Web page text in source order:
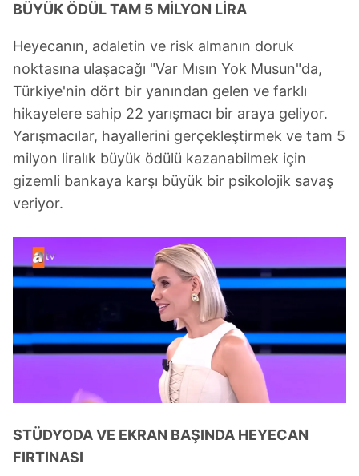
BÜYÜK ÖDÜL TAM 5 MİLYON LİRA
Heyecanın, adaletin ve risk almanın doruk
noktasına ulaşacağı "Var Mısın Yok Musun"da,
Türkiye'nin dört bir yanından gelen ve farklı
hikayelere sahip 22 yarışmacı bir araya geliyor.
Yarışmacılar, hayallerini gerçekleştirmek ve tam 5
milyon liralık büyük ödülü kazanabilmek için
gizemli bankaya karşı büyük bir psikolojik savaş
veriyor.
STÜDYODA VE EKRAN BAŞINDA HEYECAN
FIRTINASI